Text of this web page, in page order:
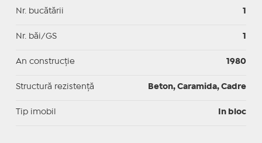
Nr. bucătării 1
Nr. băi/GS 1
An construcție 1980
Structură rezistență Beton, Caramida, Cadre
Tip imobil In bloc